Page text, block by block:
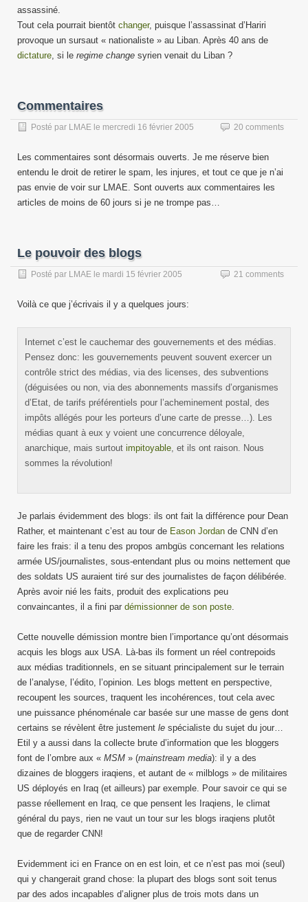
assassiné.
Tout cela pourrait bientôt changer, puisque l’assassinat d’Hariri
provoque un sursaut « nationaliste » au Liban. Après 40 ans de
dictature , si le regime change syrien venait du Liban ?
Commentaires
Posté par LMAE le mercredi 16 février 2005 20 comments
Les commentaires sont désormais ouverts. Je me réserve bien
entendu le droit de retirer le spam, les injures, et tout ce que je n’ai
pas envie de voir sur LMAE. Sont ouverts aux commentaires les
articles de moins de 60 jours si je ne trompe pas…
Le pouvoir des blogs
Posté par LMAE le mardi 15 février 2005 21 comments
Voilà ce que j’écrivais il y a quelques jours:
Internet c’est le cauchemar des gouvernements et des médias.
Pensez donc: les gouvernements peuvent souvent exercer un
contrôle strict des médias, via des licenses, des subventions
(déguisées ou non, via des abonnements massifs d’organismes
d’Etat, de tarifs préférentiels pour l’acheminement postal, des
impôts allégés pour les porteurs d’une carte de presse…). Les
médias quant à eux y voient une concurrence déloyale,
anarchique, mais surtout impitoyable , et ils ont raison. Nous
sommes la révolution!
Je parlais évidemment des blogs: ils ont fait la différence pour Dean
Rather, et maintenant c’est au tour de Eason Jordan de CNN d’en
faire les frais: il a tenu des propos ambgüs concernant les relations
armée US/journalistes, sous-entendant plus ou moins nettement que
des soldats US auraient tiré sur des journalistes de façon délibérée.
Après avoir nié les faits, produit des explications peu
convaincantes, il a fini par démissionner de son poste
Cette nouvelle démission montre bien l’importance qu’ont désormais
acquis les blogs aux USA. Là-bas ils forment un réel contrepoids
aux médias traditionnels, en se situant principalement sur le terrain
de l’analyse, l’édito, l’opinion. Les blogs mettent en perspective,
recoupent les sources, traquent les incohérences, tout cela avec
une puissance phénoménale car basée sur une masse de gens dont
certains se révèlent être justement le spécialiste du sujet du jour…
Etil y a aussi dans la collecte brute d’information que les bloggers
font de l’ombre aux « MSM » (mainstream media): il y a des
dizaines de bloggers iraqiens, et autant de « milblogs » de militaires
US déployés en Iraq (et ailleurs) par exemple. Pour savoir ce qui se
passe réellement en Iraq, ce que pensent les Iraqiens, le climat
général du pays, rien ne vaut un tour sur les blogs iraqiens plutôt
que de regarder CNN!
Evidemment ici en France on en est loin, et ce n’est pas moi (seul)
qui y changerait grand chose: la plupart des blogs sont soit tenus
par des ados incapables d’aligner plus de trois mots dans un